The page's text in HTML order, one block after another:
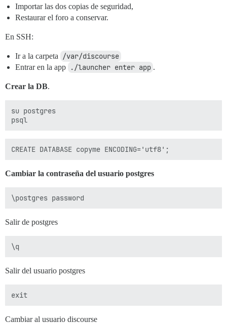
Importar las dos copias de seguridad,
Restaurar el foro a conservar.
En SSH:
Ir a la carpeta /var/discourse
Entrar en la app ./launcher enter app .
Crear la DB.
su postgres
Cambiar la contraseña del usuario postgres
Salir de postgres
Salir del usuario postgres
Cambiar al usuario discourse